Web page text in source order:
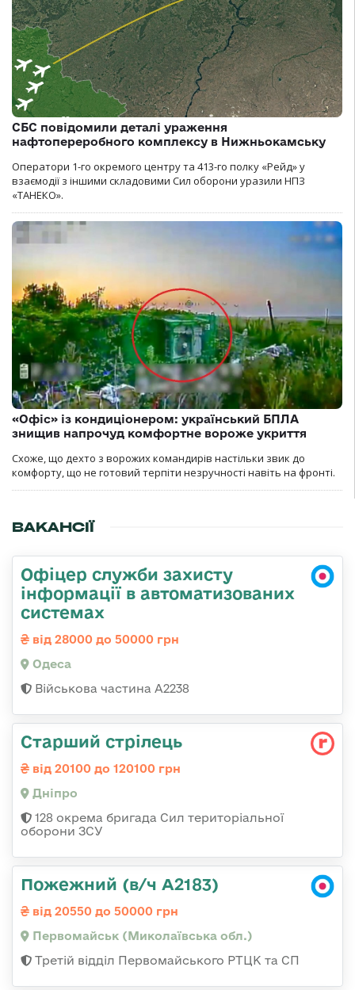
СБС повідомили деталі ураження
нафтопереробного комплексу в Нижньокамську
Оператори 1-го окремого центру та 413-го полку «Рейд» у
взаємодії з іншими складовими Сил оборони уразили НПЗ
«ТАНЕКО».
«Офіс» із кондиціонером: український БПЛА
знищив напрочуд комфортне вороже укриття
Схоже, що дехто з ворожих командирів настільки звик до
комфорту, що не готовий терпіти незручності навіть на фронті.
ВАКАНСІЇ
Офіцер служби захисту
інформації в автоматизованих
системах
від 28000 до 50000 грн
Одеса
Військова частина А2238
Старший стрілець
від 20100 до 120100 грн
Дніпро
128 окрема бригада Сил територіальної
оборони ЗСУ
Пожежний (в/ч А2183)
від 20550 до 50000 грн
Первомайськ (Миколаївська обл.)
Третій відділ Первомайського РТЦК та СП